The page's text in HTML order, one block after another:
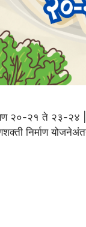
२०-२१ ते
निर्माण